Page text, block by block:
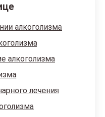
алкоголизма
алкоголизма
лечения